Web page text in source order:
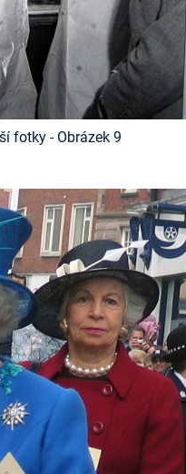
fotky - Obrázek 9